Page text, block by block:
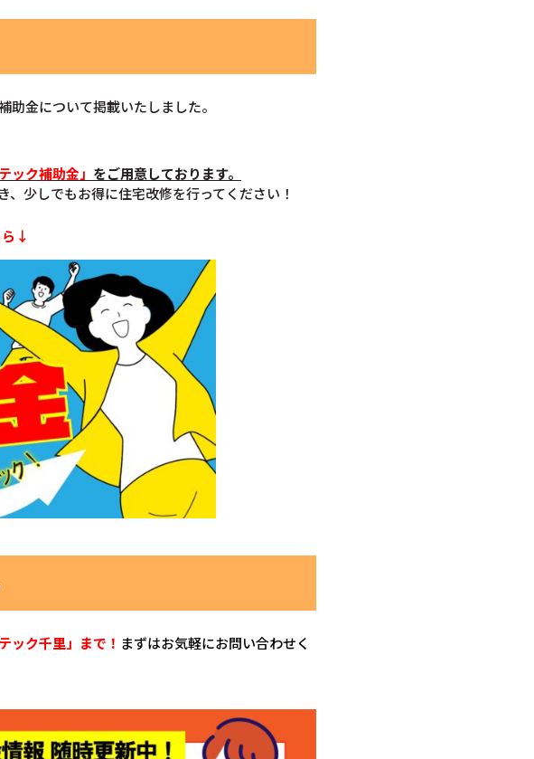
金について掲載いたしました。
テック補助金」 をご用意しております。
少しでもお得に住宅改修を行ってください！
ら↓
ック千里」まで！ まずはお気軽にお問い合わせく